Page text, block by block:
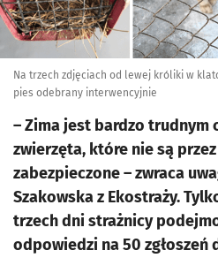
Na trzech zdjęciach od lewej króliki w
pies odebrany interwencyjnie
– Zima jest bardzo trudnym
zwierzęta, które nie są
zabezpieczone – zwraca
Szakowska z Ekostraży.
trzech dni strażnicy
odpowiedzi na 50